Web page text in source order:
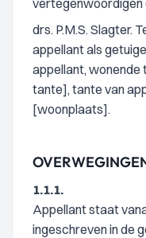
vertegenwoordigen
drs. P.M.S. Slagter.
appellant als
appellant,
tante], tante van
[woonplaats].
1.1.1.
Appellant staat
ingeschreven in de